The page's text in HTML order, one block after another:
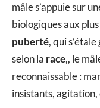
mâle s’appuie sur
biologiques aux
puberté, qui
selon la race,, le
reconnaissable :
insistants,